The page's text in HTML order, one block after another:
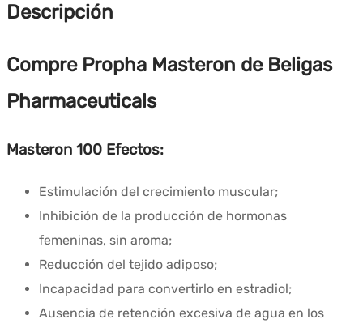
Descripción
Compre Propha Masteron de Beligas
Pharmaceuticals
Masteron 100 Efectos:
Estimulación del crecimiento muscular;
Inhibición de la producción de hormonas
femeninas, sin aroma;
Reducción del tejido adiposo;
Incapacidad para convertirlo en estradiol;
Ausencia de retención excesiva de agua en los